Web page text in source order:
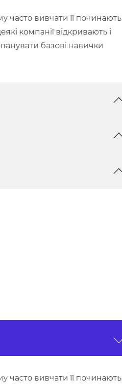
часто вивчати її починають
компанії відкривають і
базові навички
часто вивчати її починають